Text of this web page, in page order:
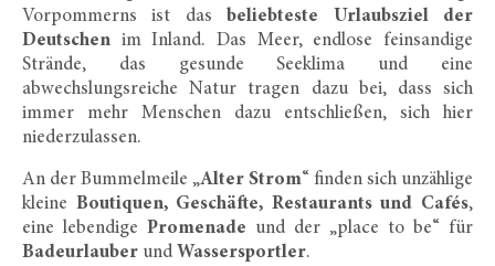
Vorpommerns ist dasbeliebteste Urlaubsziel der
Deutschen im Inland. Das Meer, endlose feinsandige
Strände, das gesunde Seeklima und eine
abwechslungsreiche Natur tragen dazu bei, dass sich
immer mehr Menschen dazu entschließen, sich hier
niederzulassen.
An der Bummelmeile „Alter Strom“ finden sich unzählige
kleine Boutiquen, Geschäfte, Restaurants und Cafés,
eine lebendige Promenade und der „place to be“ für
Badeurlauber undWassersportler.